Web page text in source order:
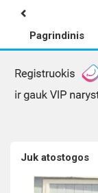
Pagrindinis
Juk atostogos